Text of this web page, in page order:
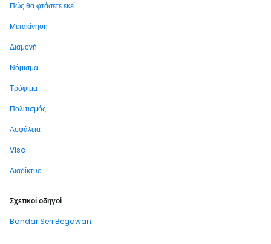
Πώς θα φτάσετε εκεί
Μετακίνηση
Διαμονή
Νόμισμα
Τρόφιμα
Πολιτισμός
Ασφάλεια
Visa
Διαδίκτυο
Σχετικοί οδηγοί
Bandar Seri Begawan